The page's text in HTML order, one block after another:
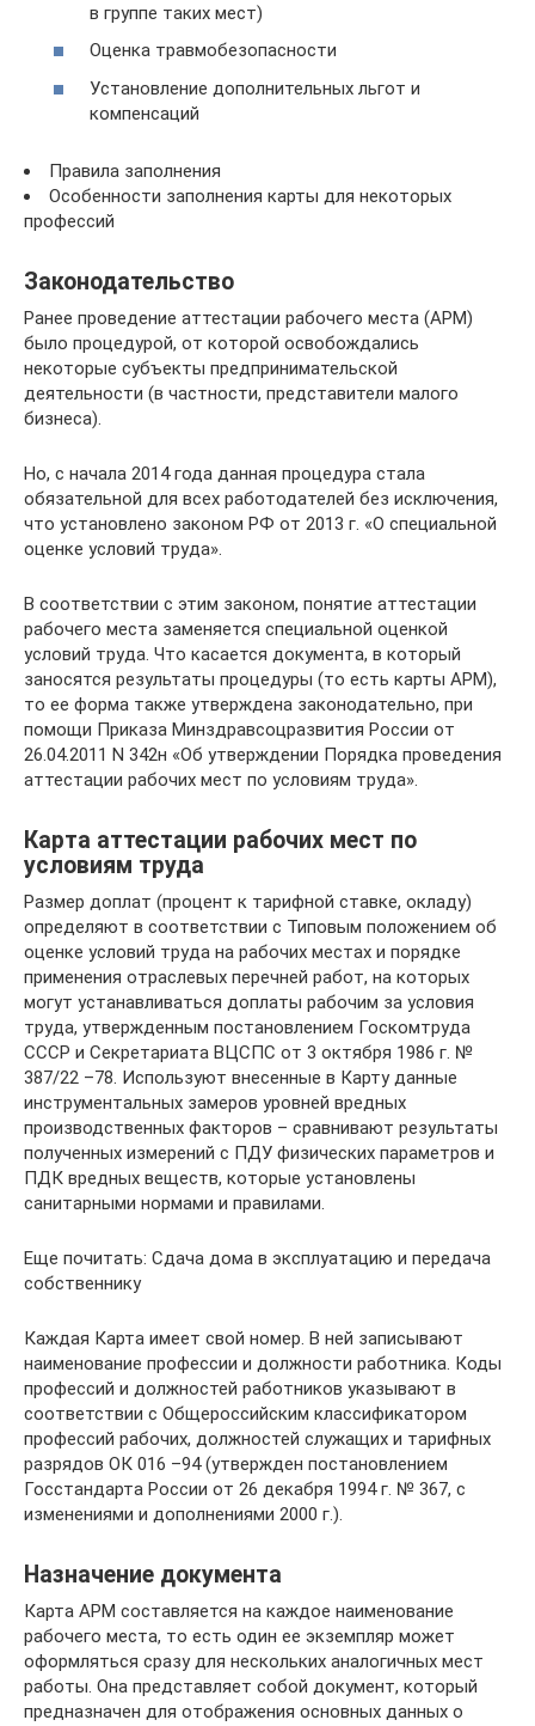
в группе таких мест)
Оценка травмобезопасности
Установление дополнительных льгот и
компенсаций
Правила заполнения
Особенности заполнения карты для некоторых
профессий
Законодательство
Ранее проведение аттестации рабочего места (АРМ)
было процедурой, от которой освобождались
некоторые субъекты предпринимательской
деятельности (в частности, представители малого
бизнеса).
Но, с начала 2014 года данная процедура стала
обязательной для всех работодателей без исключения,
что установлено законом РФ от 2013 г. «О специальной
оценке условий труда».
В соответствии с этим законом, понятие аттестации
рабочего места заменяется специальной оценкой
условий труда. Что касается документа, в который
заносятся результаты процедуры (то есть карты АРМ),
то ее форма также утверждена законодательно, при
помощи Приказа Минздравсоцразвития России от
26.04.2011 N 342н «Об утверждении Порядка проведения
аттестации рабочих мест по условиям труда».
Карта аттестации рабочих мест по
условиям труда
Размер доплат (процент к тарифной ставке, окладу)
определяют в соответствии с Типовым положением об
оценке условий труда на рабочих местах и порядке
применения отраслевых перечней работ, на которых
могут устанавливаться доплаты рабочим за условия
труда, утвержденным постановлением Госкомтруда
СССР и Секретариата ВЦСПС от 3 октября 1986 г. №
387/22 –78. Используют внесенные в Карту данные
инструментальных замеров уровней вредных
производственных факторов – сравнивают результаты
полученных измерений с ПДУ физических параметров и
ПДК вредных веществ, которые установлены
санитарными нормами и правилами.
Еще почитать: Сдача дома в эксплуатацию и передача
собственнику
Каждая Карта имеет свой номер. В ней записывают
наименование профессии и должности работника. Коды
профессий и должностей работников указывают в
соответствии с Общероссийским классификатором
профессий рабочих, должностей служащих и тарифных
разрядов ОК 016 –94 (утвержден постановлением
Госстандарта России от 26 декабря 1994 г. № 367, с
изменениями и дополнениями 2000 г.).
Назначение документа
Карта АРМ составляется на каждое наименование
рабочего места, то есть один ее экземпляр может
оформляться сразу для нескольких аналогичных мест
работы. Она представляет собой документ, который
предназначен для отображения основных данных о